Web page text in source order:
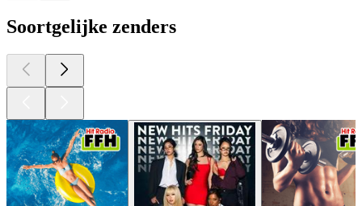
Soortgelijke zenders